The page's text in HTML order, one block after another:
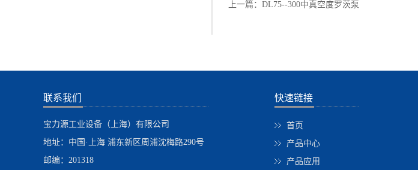
上一篇： DL75--300中真空度罗茨泵
联系我们
宝力源工业设备（上海）有限公司
地址：中国·上海 浦东新区周浦沈梅路290号
邮编：201318
快速链接
首页
产品中心
产品应用